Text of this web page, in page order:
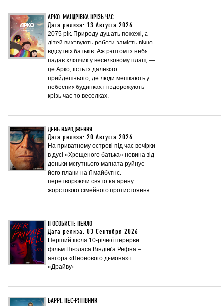
АРКО. МАНДРІВКА КРІЗЬ ЧАС
Дата релиза: 13 Августа 2026
2075 рік. Природу душать пожежі, а
дітей виховують роботи замість вічно
відсутніх батьків. Аж раптом із неба
падає хлопчик у веселковому плащі —
це Арко, гість із далекого
прийдешнього, де люди мешкають у
небесних будинках і подорожують
крізь час по веселках.
ДЕНЬ НАРОДЖЕННЯ
Дата релиза: 20 Августа 2026
На приватному острові під час вечірки
в дусі «Хрещеного батька» новина від
доньки могутнього магната руйнує
його плани на її майбутнє,
перетворюючи свято на арену
жорстокого сімейного протистояння.
ЇЇ ОСОБИСТЕ ПЕКЛО
Дата релиза: 03 Сентября 2026
Перший після 10-річної перерви
фільм Ніколаса Віндінґа Рефна –
автора «Неонового демона» і
«Драйву»
БАРРІ. ПЕС-РЯТІВНИК